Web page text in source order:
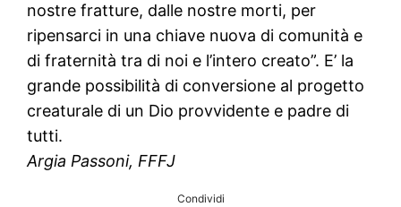
nostre fratture, dalle nostre morti, per
ripensarci in una chiave nuova di comunità e
di fraternità tra di noi e l’intero creato”. E’ la
grande possibilità di conversione al progetto
creaturale di un Dio provvidente e padre di
tutti.
Argia Passoni, FFFJ
Condividi